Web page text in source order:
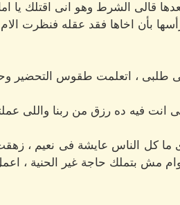
قالى الشرط وهو انى اقتلك يا
بأن اخاها فقد عقله فنظرت
طلبى ، اتعلمت طقوس التحضير
انت فيه ده رزق من ربنا واللى
كل الناس عايشة فى نعيم ، زهقت
بتملك حاجة غير الحنية ، اعمل